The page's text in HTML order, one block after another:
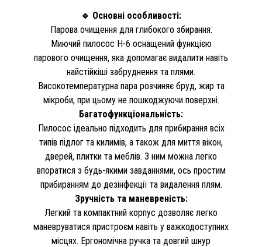
🔹 Основні особливості:
Парова очищення для глибокого збирання:
Миючий пилосос H-6 оснащений функцією
парового очищення, яка допомагає видалити навіть
найстійкіші забруднення та плями.
Високотемпературна пара розчиняє бруд, жир та
мікроби, при цьому не пошкоджуючи поверхні.
Багатофункціональність:
Пилосос ідеально підходить для прибирання всіх
типів підлог та килимів, а також для миття вікон,
дверей, плитки та меблів. З ним можна легко
впоратися з будь-якими завданнями, ось простим
прибиранням до дезінфекції та видалення плям.
Зручність та маневреність:
Легкий та компактний корпус дозволяє легко
маневруватися пристроєм навіть у важкодоступних
місцях. Ергономічна ручка та довгий шнур